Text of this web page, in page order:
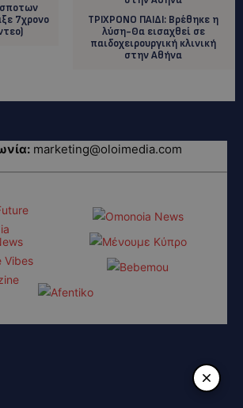
7χρονο
ΤΡΙΧΡΟΝΟ ΠΑΙΔΙ: Βρέθηκε η
λύση-Θα εισαχθεί σε
παιδοχειρουργική κλινική
στην Αθήνα
marketing@oloimedia.com